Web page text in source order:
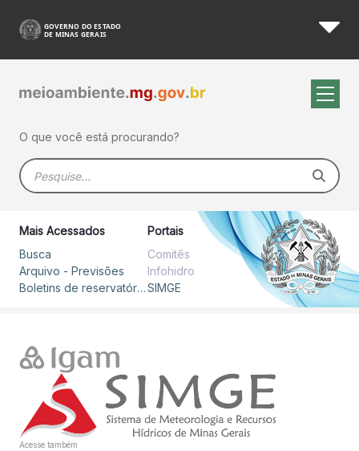
Pular para o Conteúdo principal
Boletim Hidrometeorológico
O que você está procurando?
Barra de busca
Mais Acessados
Busca
Arquivo - Previsões
Boletins de reservatórios
Portais
Comitês
Infohidro
SIMGE
Acesse também